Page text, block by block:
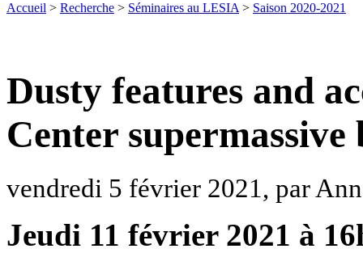
Accueil > Recherche > Séminaires au LESIA > Saison 2020-2021
Dusty features and
Center supermassive
vendredi 5 février 2021, par
Jeudi 11 février 2021 à